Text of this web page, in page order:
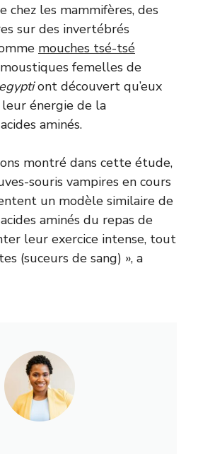
chez les mammifères, des
sur des invertébrés
mouches tsé-tsé
femelles de
ont découvert qu’eux
énergie de la
aminés.
montré dans cette étude,
souris vampires en cours
un modèle similaire de
aminés du repas de
leur exercice intense, tout
(suceurs de sang) », a